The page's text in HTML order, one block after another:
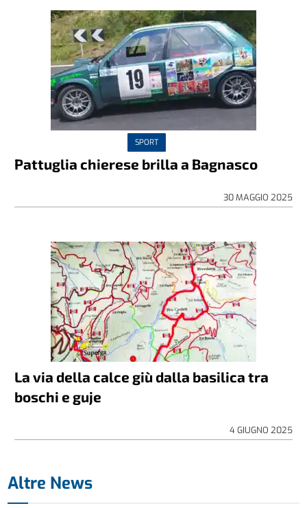
SPORT
Pattuglia chierese brilla a Bagnasco
30 MAGGIO 2025
La via della calce giù dalla basilica tra
boschi e guje
4 GIUGNO 2025
Altre News